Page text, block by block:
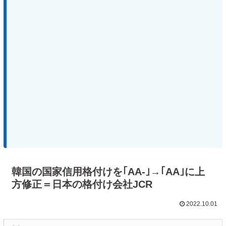
韓国の国家信用格付けを｢AA-｣→｢AA｣に上
方修正＝日本の格付け会社JCR
2022.10.01